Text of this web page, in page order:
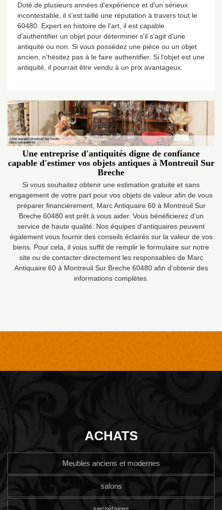
Doté de plusieurs années d'expérience et d'un sérieux
incontestable, il s'est taillé une réputation à travers tout le
60480. Expert en histoire de l'art, il est capable
d'authentifier un objet pour déterminer s'il s'agit d'une
antiquité ou non. Si vous possédez une pièce ou un objet
ancien, n'hésitez pas à le faire authentifier. Si l'objet est une
antiquité, il pourrait être vendu à un prix avantageux.
Une entreprise d'antiquités digne de confiance
capable d'estimer vos objets antiques à Montreuil Sur
Breche
Si vous souhaitez obtenir une estimation gratuite et sans
engagement de votre part pour vos objets de valeur afin de vous
préparer financièrement, Marc Antiquaire 60 à Montreuil Sur
Breche 60480 est prêt à vous aider. Vous bénéficierez d'un
service de haute qualité. Nos équipes d'antiquaires peuvent
également vous fournir des conseils éclairés sur la valeur de vos
biens. Pour cela, il vous suffit de remplir le formulaire sur notre
site ou de contacter directement les responsables de Marc
Antiquaire 60 à Montreuil Sur Breche 60480 afin d'obtenir des
informations complètes.
ACHATS
Meubles anciens et modernes
salons